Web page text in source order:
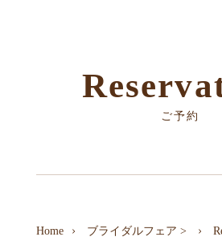
ご予約
Home ブライダルフェア >